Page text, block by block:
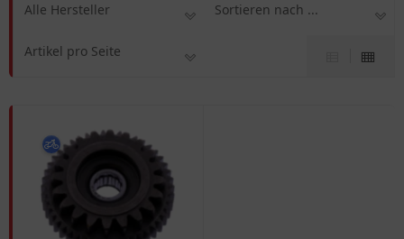
Alle Hersteller Sortieren nach ...
Artikel pro Seite